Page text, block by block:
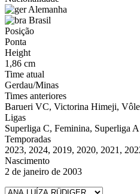
Alemanha
Brasil
Posição
Ponta
Height
1,86 cm
Time atual
Gerdau/Minas
Times anteriores
Barueri VC, Victorina Himeji,
Ligas
Superliga C, Feminina, Superliga A
Temporadas
2023, 2024, 2019, 2020, 2021,
Nascimento
2 de janeiro de 2003